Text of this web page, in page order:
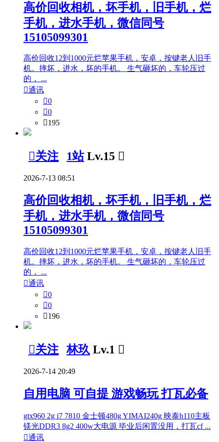
高价回收相机，坏手机，旧手机，烂
手机，进水手机，微信同号
15105099301
高价回收12到1000元烂苹果手机，安卓，按键老人旧手
机。摔坏，进水，坏的手机。 生气砸坏的，车轮压过
的， ...
通讯
0
0
195
关注 1站 Lv.15 
2026-7-13 08:51
高价回收相机，坏手机，旧手机，烂
手机，进水手机，微信同号
15105099301
高价回收12到1000元烂苹果手机，安卓，按键老人旧手
机。摔坏，进水，坏的手机。 生气砸坏的，车轮压过
的， ...
通讯
0
0
196
关注 林玖 Lv.1 
2026-7-14 20:49
自用电脑 可自提 游戏畅玩 打瓦必备
gtx960 2g i7 7810 金士顿480g YIMAI240g 映泰h110主板
镁光DDR3 8g2 400w大电源 毕业后闲置没用，打瓦cf ...
通讯